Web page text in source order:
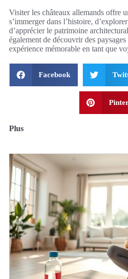
Visiter les châteaux allemands offre
s’immerger dans l’histoire,
d’apprécier le patrimoine
également de découvrir des
expérience mémorable en tant que
Facebook
Plus